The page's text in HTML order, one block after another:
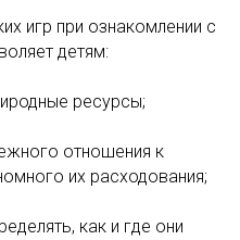
игр при ознакомлении с
детям:
ресурсы;
отношения к
их расходования;
как и где они